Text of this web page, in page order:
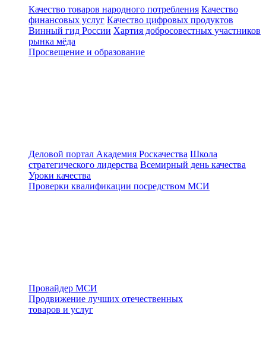
Качество товаров народного потребления Качество
финансовых услуг Качество цифровых продуктов
Винный гид России Хартия добросовестных участников
рынка мёда
Просвещение и образование
Деловой портал Академия Роскачества Школа
стратегического лидерства Всемирный день качества
Уроки качества
Проверки квалификации посредством МСИ
Провайдер МСИ
Продвижение лучших отечественных
товаров и услуг